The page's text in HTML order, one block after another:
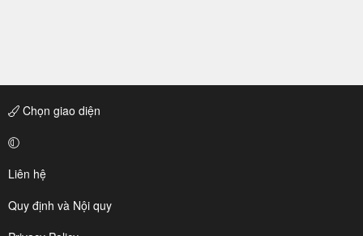
Chọn giao diện
Liên hệ
Quy định và Nội quy